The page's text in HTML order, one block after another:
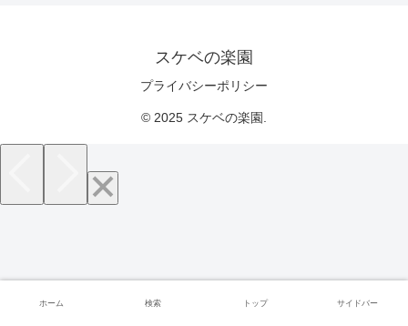
スケベの楽園
プライバシーポリシー
© 2025 スケベの楽園.
ホーム 検索 トップ サイドバー